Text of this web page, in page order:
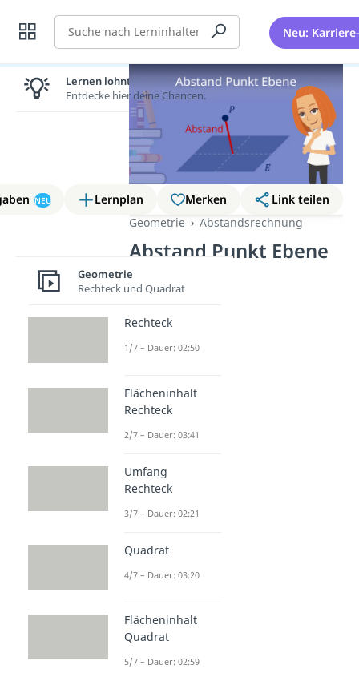
Suche Neu:
NEU Lernplan Merken
Link teilen
Geometrie
Abstandsrechnung
Abstand Punkt Ebene
Lernen lohnt sich!
Entdecke hier deine Chancen.
Geometrie
Rechteck und Quadrat
Rechteck
1/7 – Dauer: 02:50
Flächeninhalt
Rechteck
2/7 – Dauer: 03:41
Umfang
Rechteck
3/7 – Dauer: 02:21
Quadrat
4/7 – Dauer: 03:20
Flächeninhalt
Quadrat
5/7 – Dauer: 02:59